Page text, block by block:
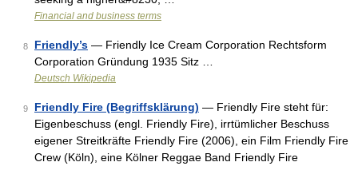
Financial and business terms
8 Friendly’s — Friendly Ice Cream Corporation Rechtsform
Corporation Gründung 1935 Sitz …
Deutsch Wikipedia
9 Friendly Fire (Begriffsklärung) — Friendly Fire steht für:
Eigenbeschuss (engl. Friendly Fire), irrtümlicher Beschuss
eigener Streitkräfte Friendly Fire (2006), ein Film Friendly Fire
Crew (Köln), eine Kölner Reggae Band Friendly Fire